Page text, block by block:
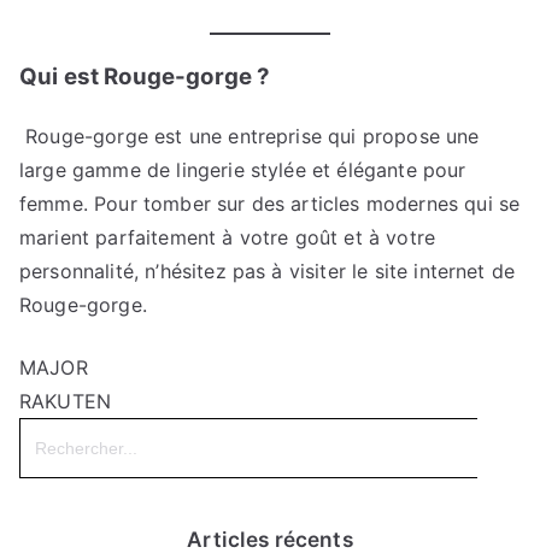
Qui est Rouge-gorge ?
Rouge-gorge est une entreprise qui propose une
large gamme de lingerie stylée et élégante pour
femme. Pour tomber sur des articles modernes qui se
marient parfaitement à votre goût et à votre
personnalité, n’hésitez pas à visiter le site internet de
Rouge-gorge.
MAJOR
RAKUTEN
Search
for:
Articles récents